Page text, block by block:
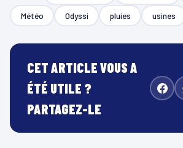
Météo Odyssi pluies usines
CET ARTICLE VOUS A
ÉTÉ UTILE ?
PARTAGEZ-LE